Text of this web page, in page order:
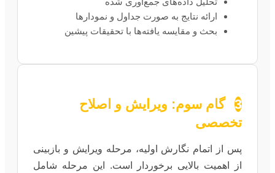
ارائه نتایج به صورت جداول و نمودارها
بحث و مقایسه یافته‌ها با تحقیقات پیشین
3 گام سوم: ویرایش و اصلاح
تخصصی
پس از اتمام نگارش اولیه، مرحله ویرایش و بازبینی
از اهمیت بالایی برخوردار است. این مرحله شامل